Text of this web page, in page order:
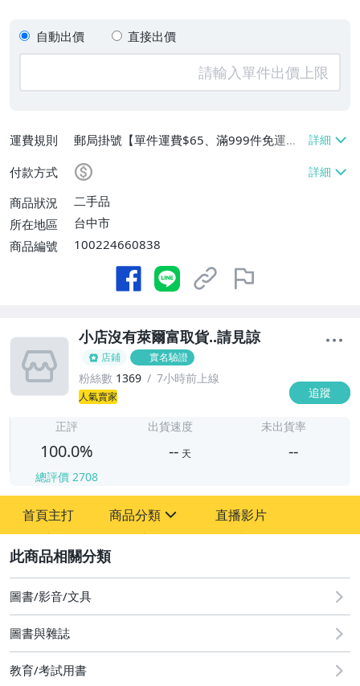
自動出價 直接出價
運費規則
郵局掛號【單件運費$65、滿999件免運
費】
付款方式
商品狀況
二手品
所在地區
台中市
商品編號
100224660838
小店沒有萊爾富取貨..請見諒
店鋪 實名驗證
粉絲數 1369 7小時前上線
人氣賣家 追蹤
-
正評
100.0%
總評價 2708
出貨速度
-- 天
未出貨率
--
首頁主打 商品分類
其它
直播影片
圖書/影音/文具
圖書與雜誌
教育/考試用書